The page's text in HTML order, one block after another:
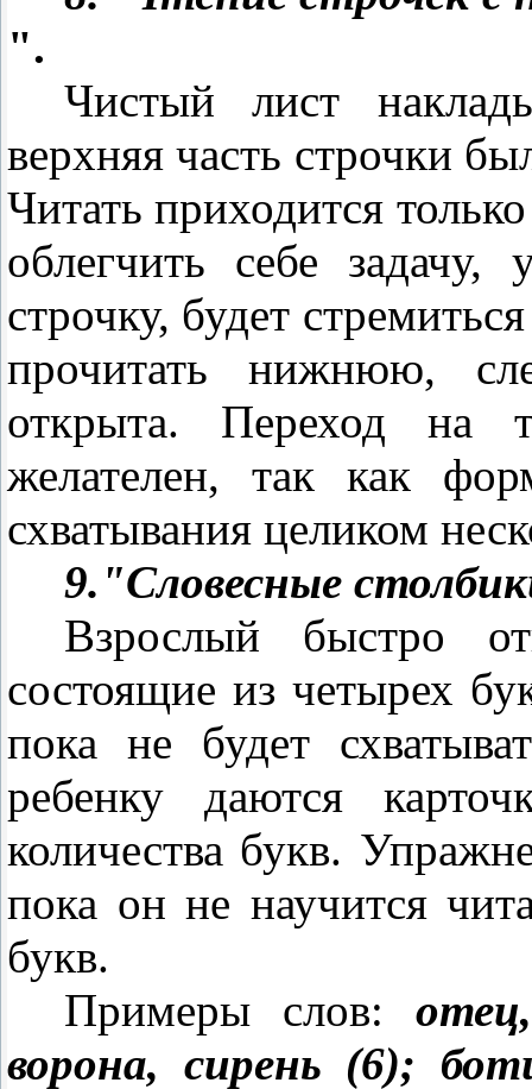
".
Чистый лист
верхняя часть строчки
Читать приходится
облегчить себе
строчку, будет
прочитать нижнюю,
открыта. Переход на
желателен, так как
схватывания целиком
9."Словесные
Взрослый быстро
состоящие из четырех
пока не будет
ребенку даются
количества букв.
пока он не научится
букв.
Примеры слов:
ворона, сирень (6);